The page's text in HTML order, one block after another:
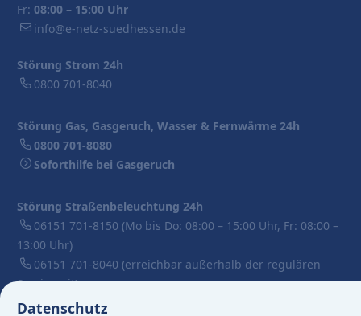
Datenschutz
Fr: 08:00 – 15:00 Uhr
info@e-netz-suedhessen.de
Störung Strom 24h
0800 701-8040
Störung Gas, Gasgeruch, Wasser & Fernwärme 24h
0800 701-8080
Soforthilfe bei Gasgeruch
Störung Straßenbeleuchtung 24h
06151 701-8150 (Mo bis Do: 08:00 – 15:00 Uhr, Fr: 08:00 –
13:00 Uhr)
06151 701-8040 (erreichbar außerhalb der regulären
Servicezeit)